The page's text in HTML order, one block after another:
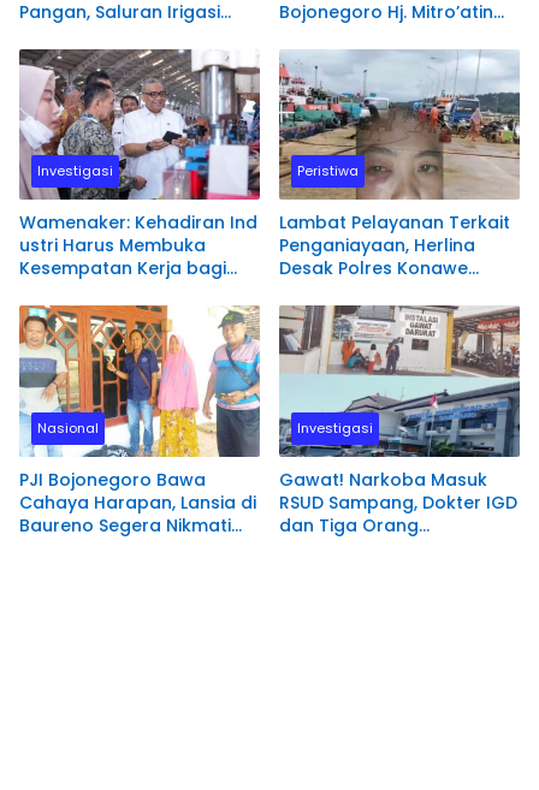
Pangan, Saluran Irigasi
Bojonegoro Hj. Mitro’atin
Amal Pengalir Pahala
Investigasi
Wamenaker: Kehadiran Ind
ustri Harus Membuka
Kesempatan Kerja bagi
Peristiwa
Lambat Pelayanan Terkait
Penganiayaan, Herlina
Desak Polres Konawe
Laporannya.
Nasional
PJI Bojonegoro Bawa
Cahaya Harapan, Lansia di
Baureno Segera Nikmati
Investigasi
Gawat! Narkoba Masuk
RSUD Sampang, Dokter IGD
dan Tiga Orang